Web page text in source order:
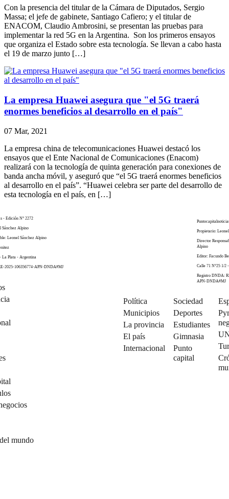
Con la presencia del titular de la Cámara de Diputados, Sergio
Massa; el jefe de gabinete, Santiago Cafiero; y el titular de
ENACOM, Claudio Ambrosini, se presentan las pruebas para
implementar la red 5G en la Argentina. Son los primeros ensayos
que organiza el Estado sobre esta tecnología. Se llevan a cabo hasta
el 19 de marzo junto […]
La empresa Huawei asegura que "el 5G traerá
enormes beneficios al desarrollo en el país"
07 Mar, 2021
La empresa china de telecomunicaciones Huawei destacó los
ensayos que el Ente Nacional de Comunicaciones (Enacom)
realizará con la tecnología de quinta generación para conexiones de
banda ancha móvil, y aseguró que “el 5G traerá enormes beneficios
al desarrollo en el país”. “Huawei celebra ser parte del desarrollo de
esta tecnología en el país, en […]
- Edición N° 2272
Sánchez Alpino
Leonel Sánchez Alpino
La Plata - Argentina
2025-106356774-APN-DNDA#MJ
mundo
Propietario:
Director
Alpino
Editor: Facundo
Calle 71 N°25 1/2
Registro DNDA:
APN-DNDA#MJ
Política
Municipios
La provincia
El país
Internacional
Sociedad
Deportes
Estudiantes
Gimnasia
Punto
capital